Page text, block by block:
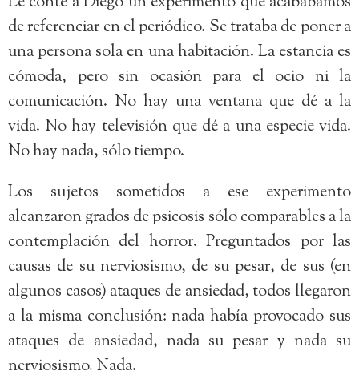
de referenciar en el periódico. Se trataba de poner a
una persona sola en una habitación. La estancia es
cómoda, pero sin ocasión para el ocio ni la
comunicación. No hay una ventana que dé a la
vida. No hay televisión que dé a una especie vida.
No hay nada, sólo tiempo.
Los sujetos sometidos a ese experimento
alcanzaron grados de psicosis sólo comparables a la
contemplación del horror. Preguntados por las
causas de su nerviosismo, de su pesar, de sus (en
algunos casos) ataques de ansiedad, todos llegaron
a la misma conclusión: nada había provocado sus
ataques de ansiedad, nada su pesar y nada su
nerviosismo. Nada.